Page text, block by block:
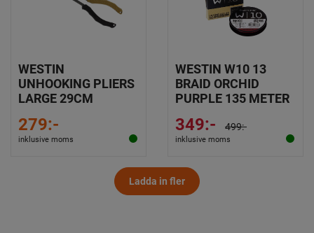
WESTIN
UNHOOKING PLIERS
LARGE 29CM
279:-
inklusive moms
WESTIN W10 13
BRAID ORCHID
PURPLE 135 METER
349:- 499:-
inklusive moms
Ladda in fler